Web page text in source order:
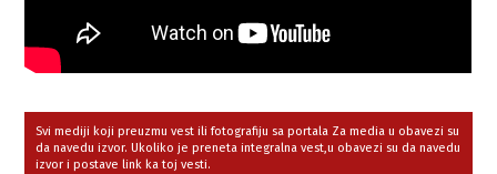
Svi mediji koji preuzmu vest ili fotografiju sa portala Za media u obavezi su
da navedu izvor. Ukoliko je preneta integralna vest,u obavezi su da navedu
izvor i postave link ka toj vesti.